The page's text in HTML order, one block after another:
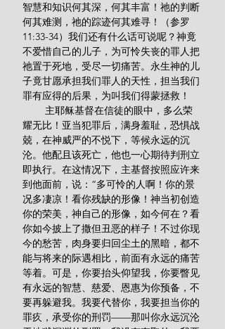
智慧和知识何其深，何其丰富！祂的判断
何其难测，祂的踪迹何其难寻！（参罗
11:33-34）我们还有什么话可说呢？神竟
不爱惜自己的儿子，为可怜失丧的罪人把
祂置于死地，受尽一切痛苦。永生神的儿
子竟甘愿承担我们罪人的天性，担当我们
罪有应得的后果，为叫我们得蒙拯救！
耀无比！亚当犯罪后，满身羞耻，恐惧战
兢，在神威严的不悦下，等候永远的沉
沦。他配且该死亡，他也一心期待判刑立
即执行。在这情况下，主基督按照应许来
到他面前，说：“多可怜的人啊！你的景
况多凄凉！看你残缺的形像！神当初创造
你的荣美，神自己的形像，如今何在？看
你如今披上了撒但丑恶的样子！不过你现
今的愁苦，肉身要归回尘土的黑暗，都不
能与将来的际遇相比，前面有永远的痛苦
等着。可是，你要抬头仰望我，你要瞥见
有永远的智慧、慈爱、恩惠为你预备，不
要再躲避我。我要代替你，我要担当你的
罪疚，承受你的刑罚——那叫你永远沉沦